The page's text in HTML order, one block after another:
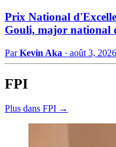
Prix National
Gouli, major national
ParKevin Aka · août 3, 2026
FPI
Plus dans FPI →